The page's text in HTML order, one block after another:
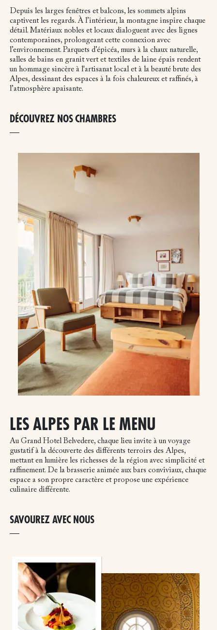
Depuis les larges fenêtres et balcons, les sommets alpins
captivent les regards. À l’intérieur, la montagne inspire chaque
détail. Matériaux nobles et locaux dialoguent avec des lignes
contemporaines, prolongeant cette connexion avec
l’environnement. Parquets d’épicéa, murs à la chaux naturelle,
salles de bains en granit vert et textiles de laine épais rendent
un hommage sincère à l'artisanat local et à la beauté brute des
Alpes, dessinant des espaces à la fois chaleureux et raffinés, à
l’atmosphère apaisante.
DÉCOUVREZ NOS CHAMBRES
LES ALPES PAR LE MENU
Au Grand Hotel Belvedere, chaque lieu invite à un voyage
gustatif à la découverte des différents terroirs des Alpes,
mettant en lumière les richesses de la région avec simplicité et
raffinement. De la brasserie animée aux bars conviviaux, chaque
espace a son propre caractère et propose une expérience
culinaire différente.
SAVOUREZ AVEC NOUS